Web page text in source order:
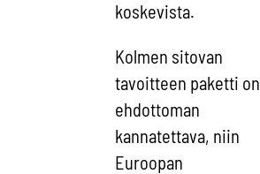
koskevista.
Kolmen sitovan
tavoitteen paketti on
ehdottoman
kannatettava, niin
Euroopan